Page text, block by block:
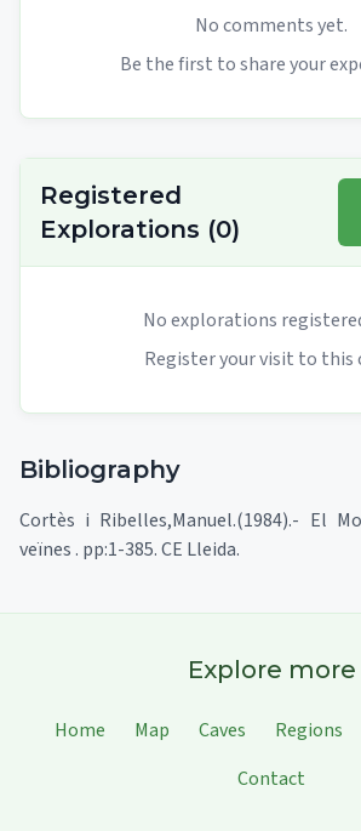
No comments yet.
Be the first to share your
Registered
Explorations (0)
No explorations
Register your visit to this
Bibliography
Cortès i Ribelles,Manuel.(1984).- El
veïnes . pp:1-385. CE Lleida.
Explore more
Home Map Caves Regions
Contact